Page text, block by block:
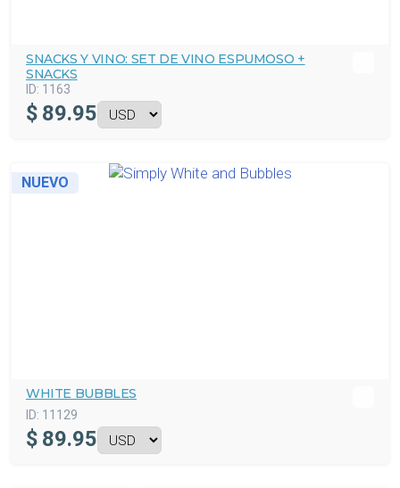
SNACKS Y VINO: SET DE VINO ESPUMOSO +
SNACKS
ID: 1163
$ 89.95
NUEVO
WHITE BUBBLES
ID: 11129
$ 89.95